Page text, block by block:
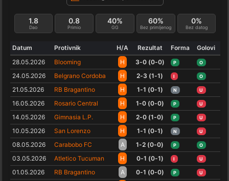
Dao
1.8
Primio
0.8
GG
40%
Bez primljenog
60%
Bez datog
0%
Datum Protivnik H/A Rezultat Forma
Golovi
28.05.2026
Blooming H 3-0 (0-0) P O
24.05.2026 Belgrano Cordoba H 2-3 (1-1) I O
21.05.2026 RB Bragantino H 1-1 (0-1) N U
16.05.2026 Rosario Central H 1-0 (0-0) P U
14.05.2026 Gimnasia L.P. H 2-0 (1-0) P U
10.05.2026 San Lorenzo H 1-1 (0-1) N U
08.05.2026 Carabobo FC A 1-2 (0-0) P O
03.05.2026 Atletico Tucuman H 0-1 (0-1) I U
01.05.2026 RB Bragantino A 0-1 (0-0) P U